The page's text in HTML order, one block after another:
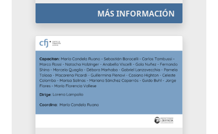
MÁS INFORMACIÓN